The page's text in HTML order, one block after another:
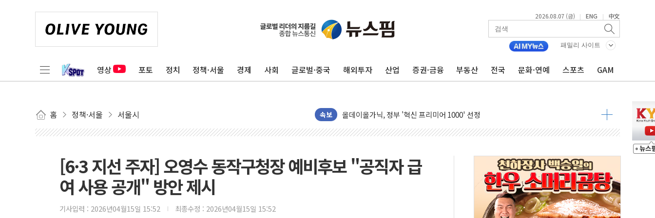
2026.08.07 (금) | ENG | 中文
패밀리 사이트
영상 포토 정치 정책·서울 경제 사회 글로벌·중국 해외투자 산업 증권·금융 부동산 전국 문화·연예 스포츠 GAM
홈 정책·서울 서울시 속보
남성, 'NS AI LINK' 월마트 3600개 매장 판매
올데이올가닉, 정부 '혁신 프리미어 1000' 선정
엑스플러스, '갤럭시 Z 플립8·폴드8' 전용 액세서리 출시
신한자산운용, 팔란티어 급등에 'SOL 팔란티어 커버드콜' ETF 주목
강원·호남·대구경북 곳곳 '폭염중대경보'…전국 49개 지역으로 확대
서금원, 상반기 미소금융 1600억원 돌파...취약계층 지원 확대
美 민주, 트럼프 측에 200만 달러 건넨 韓기업 조사… "관세 무마용 뇌물 의혹"
[6·3 지선 주자] 오영수 동작구청장 예비후보 "공직자 급
여 사용 공개" 방안 제시
기사입력 : 2026년04월15일 15:52 최종수정 : 2026년04월15일 15:52